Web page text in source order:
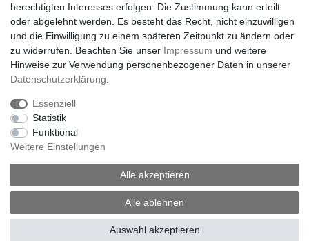
Bitte beachten Sie, dass die Versandart "Warensendung" ein
Paketlaufzeit von bis zu 9 Werktagen nach sich ziehen kann.
Der Versand erfogt am nächsten Wochentag nach
Zahlungseingang.
berechtigten Interesses erfolgen. Die Zustimmung kann erteilt
oder abgelehnt werden. Es besteht das Recht, nicht einzuwilligen
und die Einwilligung zu einem späteren Zeitpunkt zu ändern oder
zu widerrufen. Beachten Sie unser Impressum und weitere
Hinweise zur Verwendung personenbezogener Daten in unserer
Daten­schutz­erklärung
Essenziell
Statistik
Funktional
Weitere Einstellungen
Alle akzeptieren
Alle ablehnen
Auswahl akzeptieren
Impressum
Widerrufs­recht Vertrag widerrufen